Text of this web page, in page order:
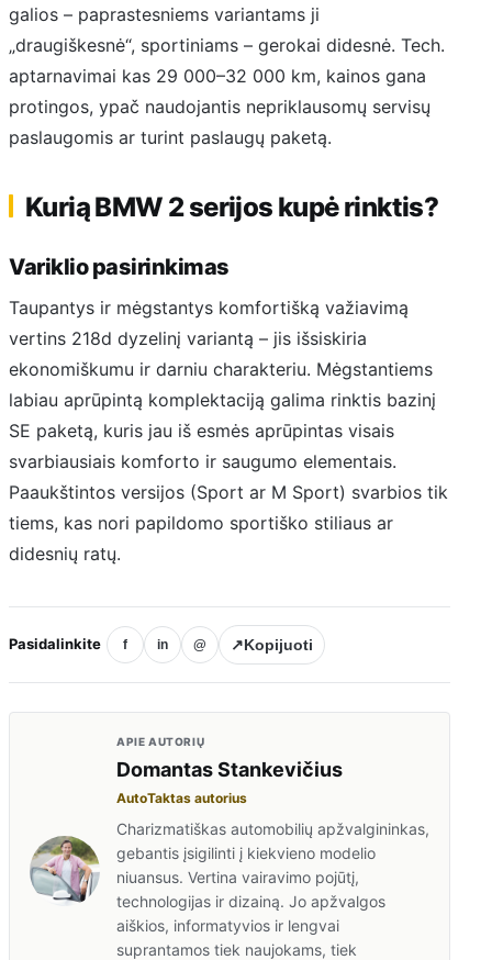
galios – paprastesniems variantams ji
„draugiškesnė“, sportiniams – gerokai didesnė. Tech.
aptarnavimai kas 29 000–32 000 km, kainos gana
protingos, ypač naudojantis nepriklausomų servisų
paslaugomis ar turint paslaugų paketą.
Kurią BMW 2 serijos kupė rinktis?
Variklio pasirinkimas
Taupantys ir mėgstantys komfortišką važiavimą
vertins 218d dyzelinį variantą – jis išsiskiria
ekonomiškumu ir darniu charakteriu. Mėgstantiems
labiau aprūpintą komplektaciją galima rinktis bazinį
SE paketą, kuris jau iš esmės aprūpintas visais
svarbiausiais komforto ir saugumo elementais.
Paaukštintos versijos (Sport ar M Sport) svarbios tik
tiems, kas nori papildomo sportiško stiliaus ar
didesnių ratų.
Pasidalinkite f in @ ↗Kopijuoti
APIE AUTORIŲ
Domantas Stankevičius
AutoTaktas autorius
Charizmatiškas automobilių apžvalgininkas,
gebantis įsigilinti į kiekvieno modelio
niuansus. Vertina vairavimo pojūtį,
technologijas ir dizainą. Jo apžvalgos
aiškios, informatyvios ir lengvai
suprantamos tiek naujokams, tiek